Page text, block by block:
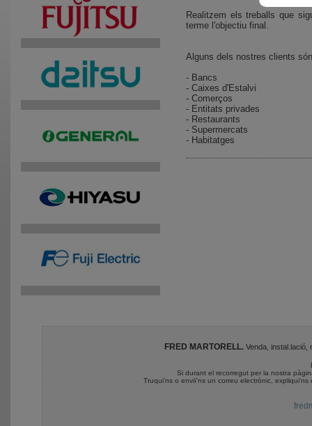
Realitzem els treballs que
terme l'objectiu final.
Alguns dels nostres clients
- Bancs
- Caixes d'Estalvi
- Comerços
- Entitats privades
- Restaurants
- Supermercats
- Habitatges
FRED MARTORELL. Venda, instal.lació,
Si durant el recorregut per la nostra
Truqui'ns o enviï'ns un correu electrònic,